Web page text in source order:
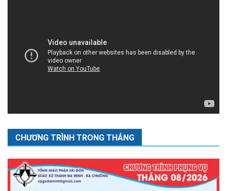
CHƯƠNG TRÌNH TRONG THÁNG